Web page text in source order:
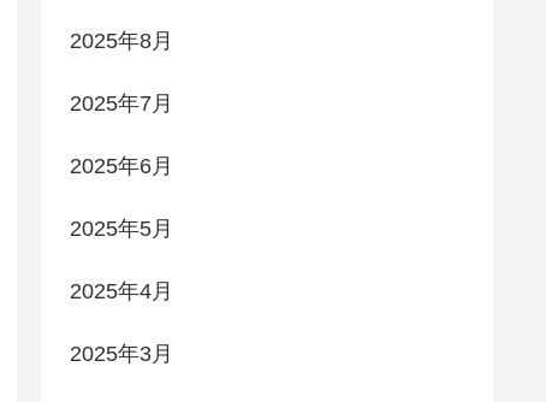
2025年8月
2025年7月
2025年6月
2025年5月
2025年4月
2025年3月